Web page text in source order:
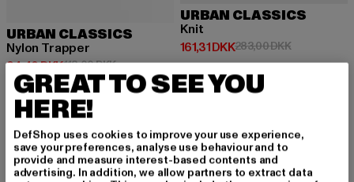
URBAN CLASSICS
Nylon Trapper
94,40 DKK
Nuværende pris: 94,40 DKK
118,00 DKKKampagnepris: 118,00 DKK
URBAN CLASSICS
Knit
161,31 DKK
Nuværende pris: 161,31 DKK
283,00 DKK
-23%
GREAT TO SEE YOU
HERE!
DefShop uses cookies to improve your use experience,
save your preferences, analyse use behaviour and to
provide and measure interest-based contents and
advertising. In addition, we allow partners to extract data